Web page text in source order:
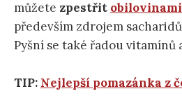
můžete zpestřit obilovinami
především zdrojem
Pyšní se také řadou vitamínů
TIP: Nejlepší pomazánka z